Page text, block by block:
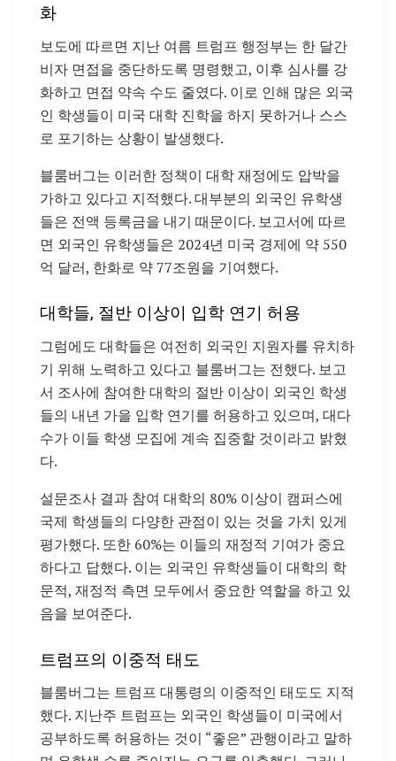
화
보도에 따르면 지난 여름 트럼프 행정부는 한 달간
비자 면접을 중단하도록 명령했고, 이후 심사를 강
화하고 면접 약속 수도 줄였다. 이로 인해 많은 외국
인 학생들이 미국 대학 진학을 하지 못하거나 스스
로 포기하는 상황이 발생했다.
블룸버그는 이러한 정책이 대학 재정에도 압박을
가하고 있다고 지적했다. 대부분의 외국인 유학생
들은 전액 등록금을 내기 때문이다. 보고서에 따르
면 외국인 유학생들은 2024년 미국 경제에 약 550
억 달러, 한화로 약 77조원을 기여했다.
대학들, 절반 이상이 입학 연기 허용
그럼에도 대학들은 여전히 외국인 지원자를 유치하
기 위해 노력하고 있다고 블룸버그는 전했다. 보고
서 조사에 참여한 대학의 절반 이상이 외국인 학생
들의 내년 가을 입학 연기를 허용하고 있으며, 대다
수가 이들 학생 모집에 계속 집중할 것이라고 밝혔
다.
설문조사 결과 참여 대학의 80% 이상이 캠퍼스에
국제 학생들의 다양한 관점이 있는 것을 가치 있게
평가했다. 또한 60%는 이들의 재정적 기여가 중요
하다고 답했다. 이는 외국인 유학생들이 대학의 학
문적, 재정적 측면 모두에서 중요한 역할을 하고 있
음을 보여준다.
트럼프의 이중적 태도
블룸버그는 트럼프 대통령의 이중적인 태도도 지적
했다. 지난주 트럼프는 외국인 학생들이 미국에서
공부하도록 허용하는 것이 “좋은” 관행이라고 말하